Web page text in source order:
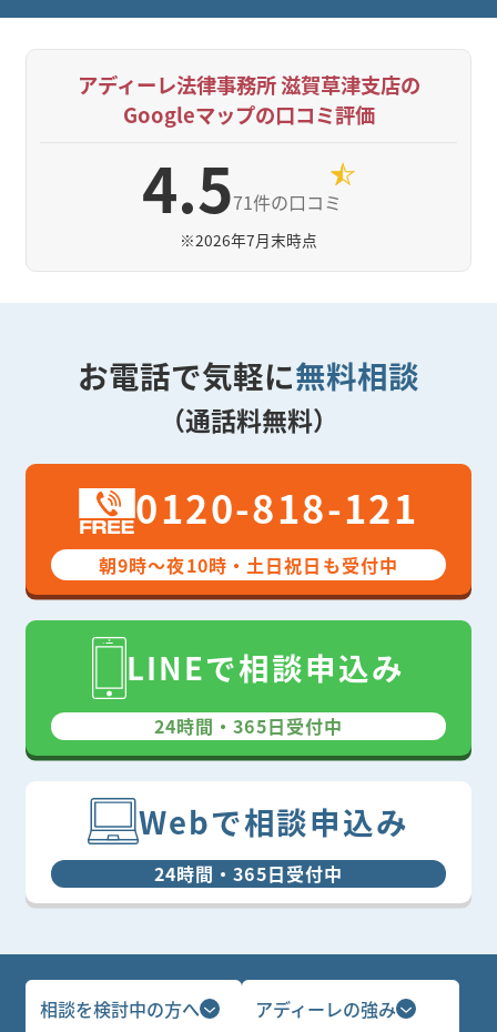
アディーレ法律事務所 滋賀草津支店の
Googleマップの口コミ評価
4.571件の口コミ
※2026年7月末時点
お電話で気軽に無料相談
（通話料無料）
0120-818-121
朝9時～夜10時・土日祝日も受付中
LINEで相談申込み
24時間・365日受付中
Webで相談申込み
24時間・365日受付中
相談を検討中の方へ アディーレの強み